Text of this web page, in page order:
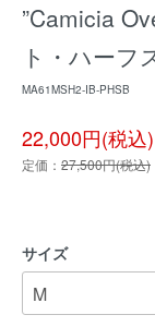
”Camicia
ト・ハーフ
MA61MSH2-IB-PHSB
22,000円(税込)
定価： 27,500円(税込)
サイズ